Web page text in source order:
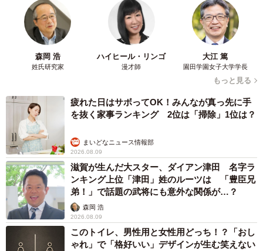
森岡 浩
姓氏研究家
ハイヒール・リンゴ
漫才師
大江 篤
園田学園女子大学学長
もっと見る
疲れた日はサボってOK！みんなが真っ先に手
を抜く家事ランキング 2位は「掃除」1位は？
まいどなニュース情報部
2026.08.09
滋賀が生んだ大スター、ダイアン津田 名字ラ
ンキング上位「津田」姓のルーツは 「豊臣兄
弟！」で話題の武将にも意外な関係が…？
森岡 浩
2026.08.09
このトイレ、男性用と女性用どっち！？「おし
ゃれ」で「格好いい」デザインが生む笑えない